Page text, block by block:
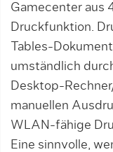
Gamecenter aus
Druckfunktion.
Tables-
umständlich
Desktop-
manuellen
WLAN-fähige
Eine sinnvolle,